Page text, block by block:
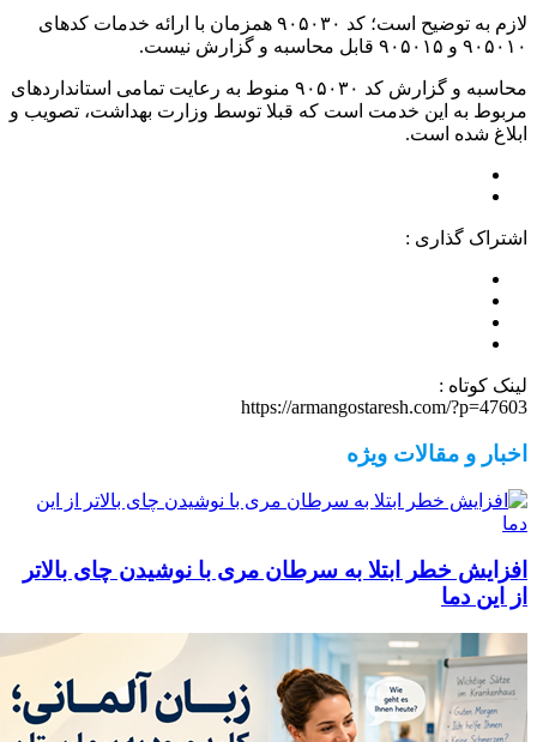
لازم به توضیح است؛ کد ۹۰۵۰۳۰ همزمان با ارائه خدمات کدهای
۹۰۵۰۱۰ و ۹۰۵۰۱۵ قابل محاسبه و گزارش نیست.
محاسبه و گزارش کد ۹۰۵۰۳۰ منوط به رعایت تمامی استانداردهای
مربوط به این خدمت است که قبلا توسط وزارت بهداشت، تصویب و
ابلاغ شده است.
اشتراک گذاری :
لینک کوتاه :
https://armangostaresh.com/?p=47603
اخبار و مقالات ویژه
افزایش خطر ابتلا به سرطان مری با نوشیدن چای بالاتر
از این دما